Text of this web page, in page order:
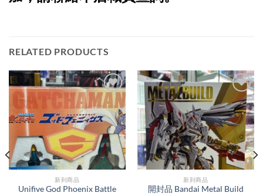
RELATED PRODUCTS
新到商品​
Unifive God Phoenix Battle
新到商品​
開封品 Bandai Metal Build